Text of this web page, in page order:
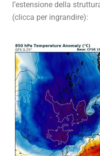
l’estensione della
(clicca per ingrandire):